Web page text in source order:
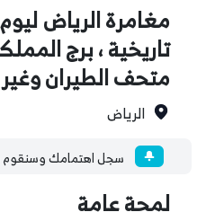
مغامرة الرياض
تاريخية ، برج
متحف الطيران
الرياض
سجل اهتمامك وسنقوم
لمحة عامة